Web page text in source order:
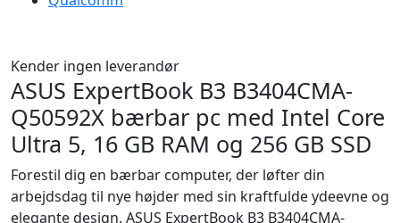
Kender ingen leverandør
ASUS ExpertBook B3 B3404CMA-
Q50592X bærbar pc med Intel Core
Ultra 5, 16 GB RAM og 256 GB SSD
Forestil dig en bærbar computer, der løfter din
arbejdsdag til nye højder med sin kraftfulde ydeevne og
elegante design. ASUS ExpertBook B3 B3404CMA-